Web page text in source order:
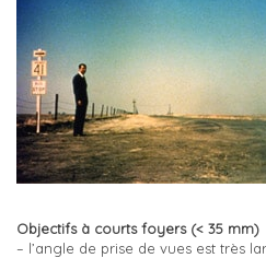
Objectifs à courts foyers (< 35 mm)
– l’angle de prise de vues est très